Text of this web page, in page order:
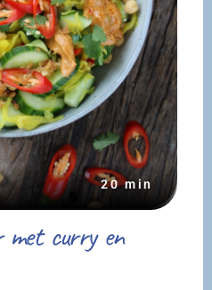
curry en
20 min